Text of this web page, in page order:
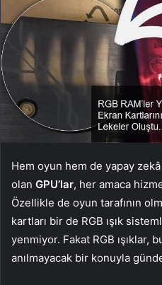
Hem oyun hem de yapay
olan GPU’lar, her amaca
Özellikle de oyun tarafının
kartları bir de RGB ışık
yenmiyor. Fakat RGB ışıklar,
anılmayacak bir konuyla